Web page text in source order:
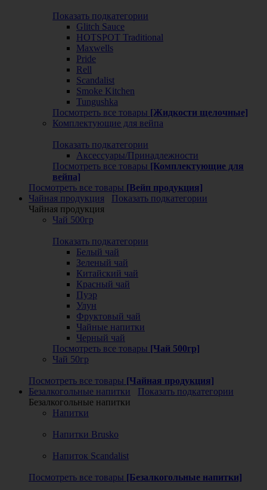
Показать подкатегории
Glitch Sauce
HOTSPOT Traditional
Maxwells
Pride
Rell
Scandalist
Smoke Kitchen
Tungushka
Посмотреть все товары [Жидкости щелочные]
Комплектующие для вейпа
Показать подкатегории
Аксессуары/Принадлежности
Посмотреть все товары [Комплектующие для
вейпа]
Посмотреть все товары [Вейп продукция]
Чайная продукция
Показать подкатегории
Чайная продукция
Чай 500гр
Показать подкатегории
Белый чай
Зеленый чай
Китайский чай
Красный чай
Пуэр
Улун
Фруктовый чай
Чайные напитки
Черный чай
Посмотреть все товары [Чай 500гр]
Чай 50гр
Посмотреть все товары [Чайная продукция]
Безалкогольные напитки
Показать подкатегории
Безалкогольные напитки
Напитки
Напитки Brusko
Напиток Scandalist
Посмотреть все товары [Безалкогольные напитки]